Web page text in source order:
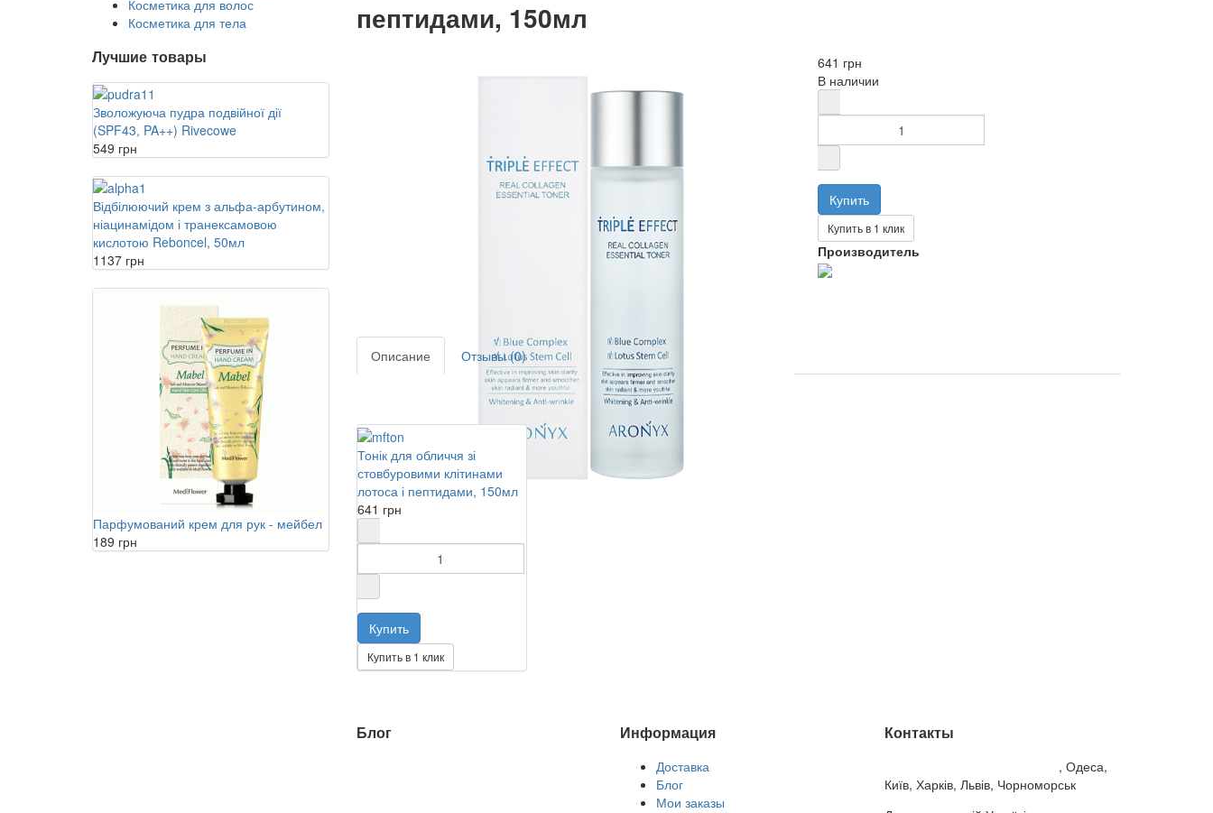
пептидами, 150мл
641 грн
В наличии
Купить в 1 клик
Производитель
Описание Отзывы (0)
Вы недавно смотрели
Тонік для обличчя зі
стовбуровими клітинами
лотоса і пептидами, 150мл
641 грн
Купить в 1 клик
Косметика для волос
Косметика для тела
Лучшие товары
Зволожуюча пудра подвійної дії
(SPF43, PA++) Rivecowe
549 грн
Відбілюючий крем з альфа-арбутином,
ніацинамідом і транексамовою
кислотою Reboncel, 50мл
1137 грн
Парфумований крем для рук - мейбел
189 грн
Блог Информация
Доставка
Блог
Мои заказы
Контакты
, Одеса,
Київ, Харків, Львів, Чорноморськ